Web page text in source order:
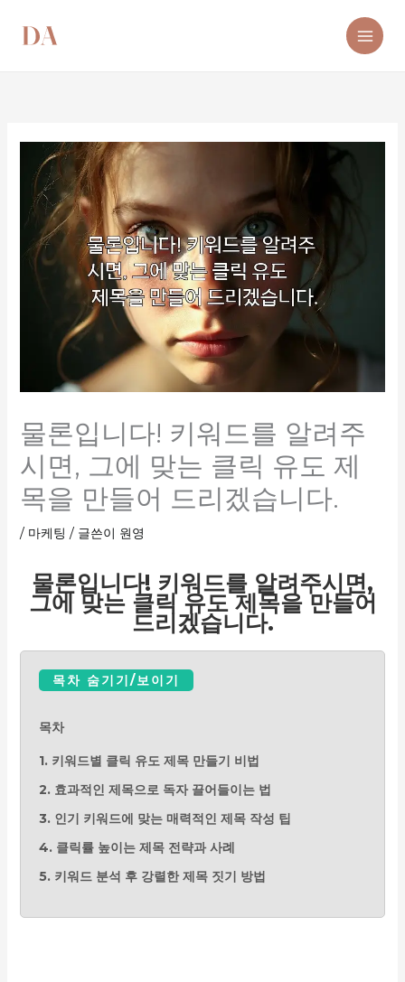
물론입니다! 키워드를 알려주
시면, 그에 맞는 클릭 유도 제
목을 만들어 드리겠습니다.
/ 마케팅 / 글쓴이 원영
물론입니다! 키워드를 알려주시면,
그에 맞는 클릭 유도 제목을 만들어
드리겠습니다.
목차 숨기기/보이기
목차
1. 키워드별 클릭 유도 제목 만들기 비법
2. 효과적인 제목으로 독자 끌어들이는 법
3. 인기 키워드에 맞는 매력적인 제목 작성 팁
4. 클릭률 높이는 제목 전략과 사례
5. 키워드 분석 후 강렬한 제목 짓기 방법